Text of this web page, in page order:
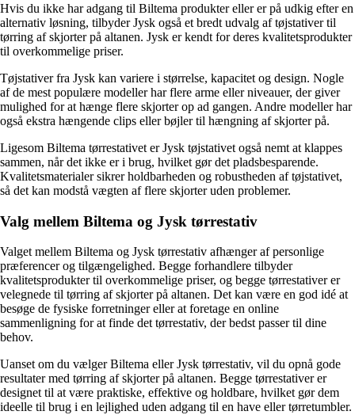
Hvis du ikke har adgang til Biltema produkter eller er på udkig efter en
alternativ løsning, tilbyder Jysk også et bredt udvalg af tøjstativer til
tørring af skjorter på altanen. Jysk er kendt for deres kvalitetsprodukter
til overkommelige priser.
Tøjstativer fra Jysk kan variere i størrelse, kapacitet og design. Nogle
af de mest populære modeller har flere arme eller niveauer, der giver
mulighed for at hænge flere skjorter op ad gangen. Andre modeller har
også ekstra hængende clips eller bøjler til hængning af skjorter på.
Ligesom Biltema tørrestativet er Jysk tøjstativet også nemt at klappes
sammen, når det ikke er i brug, hvilket gør det pladsbesparende.
Kvalitetsmaterialer sikrer holdbarheden og robustheden af tøjstativet,
så det kan modstå vægten af flere skjorter uden problemer.
Valg mellem Biltema og Jysk tørrestativ
Valget mellem Biltema og Jysk tørrestativ afhænger af personlige
præferencer og tilgængelighed. Begge forhandlere tilbyder
kvalitetsprodukter til overkommelige priser, og begge tørrestativer er
velegnede til tørring af skjorter på altanen. Det kan være en god idé at
besøge de fysiske forretninger eller at foretage en online
sammenligning for at finde det tørrestativ, der bedst passer til dine
behov.
Uanset om du vælger Biltema eller Jysk tørrestativ, vil du opnå gode
resultater med tørring af skjorter på altanen. Begge tørrestativer er
designet til at være praktiske, effektive og holdbare, hvilket gør dem
ideelle til brug i en lejlighed uden adgang til en have eller tørretumbler.